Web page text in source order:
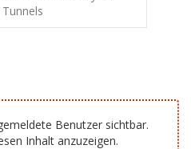
Tunnels
Benutzer sichtbar.
Inhalt anzuzeigen.